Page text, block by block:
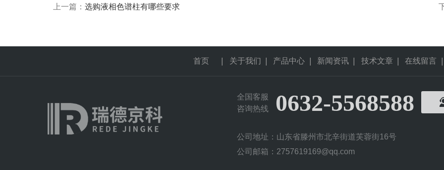
上一篇：选购液相色谱柱有哪些要求
首页 关于我们 产品中心 新闻资讯 技术文章 在线留言
全国客服
咨询热线
0632-5568588
公司地址：山东省滕州市北辛街道芙蓉街16号
公司邮箱：2757619169@qq.com